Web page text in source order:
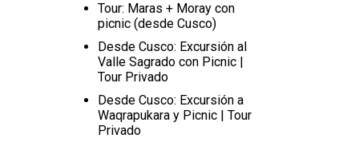
Tour: Maras + Moray con
picnic (desde Cusco)
Desde Cusco: Excursión al
Valle Sagrado con Picnic |
Tour Privado
Desde Cusco: Excursión a
Waqrapukara y Picnic | Tour
Privado